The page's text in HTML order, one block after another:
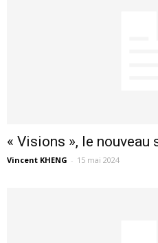
« Visions », le nouveau
Vincent KHENG - 15 mai 2024